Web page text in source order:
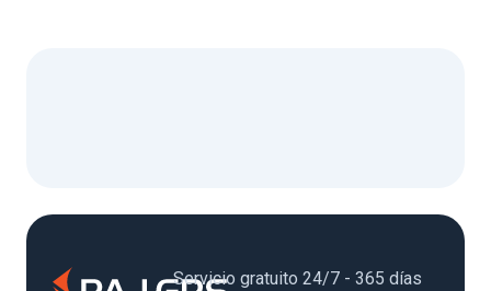
Servicio gratuito 24/7 - 365 días